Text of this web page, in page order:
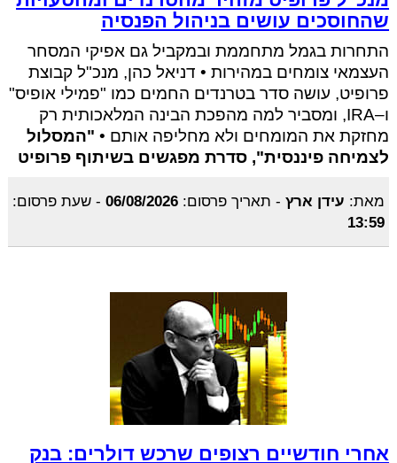
שהחוסכים עושים בניהול הפנסיה
התחרות בגמל מתחממת ובמקביל גם אפיקי המסחר
העצמאי צומחים במהירות • דניאל כהן, מנכ"ל קבוצת
פרופיט, עושה סדר בטרנדים החמים כמו "פמילי אופיס"
ו–IRA, ומסביר למה מהפכת הבינה המלאכותית רק
מחזקת את המומחים ולא מחליפה אותם • "המסלול
לצמיחה פיננסית", סדרת מפגשים בשיתוף פרופיט
מאת: עידן ארץ- תאריך פרסום: 06/08/2026
- שעת פרסום:
13:59
אחרי חודשיים רצופים שרכש דולרים: בנק